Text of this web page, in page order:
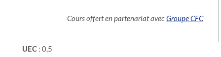
Cours offert en partenariat avecGroupe CFC
UEC : 0,5